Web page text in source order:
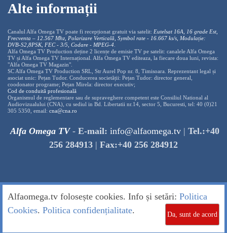
Alte informații
Canalul Alfa Omega TV poate fi recepționat gratuit via satelit: Eutelsat 16A, 16 grade Est,
Frecventa – 12.567 Mhz, Polarizare Verticală, Symbol rate - 16.667 ks/s, Modulație:
DVB-S2,8PSK, FEC - 3/5, Codare - MPEG-4
Alfa Omega TV Production deține 2 licențe de emisie TV pe satelit: canalele Alfa Omega
TV și Alfa Omega TV Internațional. Alfa Omega TV editeaza, la fiecare doua luni, revista:
"Alfa Omega TV Magazin".
SC Alfa Omega TV Production SRL, Str Aurel Pop nr. 8, Timisoara. Reprezentant legal și
asociat unic: Pețan Tudor. Conducerea societății: Pețan Tudor: director general,
coodonator programe; Pețan Mirela: director executiv;
Cod de conduită profesională
Organismul de reglementare sau de supraveghere competent este Consiliul National al
Audiovizualului (CNA), cu sediul in Bd. Libertatii nr.14, sector 5, Bucuresti, tel: 40 (0)21
305 5350, email: cna@cna.ro
Alfa Omega TV- E-mail: info@alfaomega.tv | Tel.:+40
256 284913 | Fax:+40 256 284912
Alfaomega.tv folosește cookies. Info și setări: Politica
Cookies. Politica confidențialitate. Da, sunt de acord